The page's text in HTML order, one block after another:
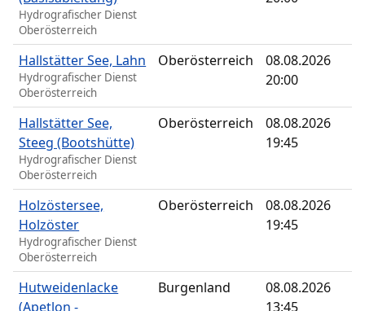
Hydrografischer Dienst
Oberösterreich
Hallstätter See, Lahn
Hydrografischer Dienst
Oberösterreich
Oberösterreich
08.08.2026
20:00
Hallstätter See,
Steeg (Bootshütte)
Hydrografischer Dienst
Oberösterreich
Oberösterreich
08.08.2026
19:45
Holzöstersee,
Holzöster
Hydrografischer Dienst
Oberösterreich
Oberösterreich
08.08.2026
19:45
Hutweidenlacke
(Apetlon -
Burgenland
08.08.2026
13:45